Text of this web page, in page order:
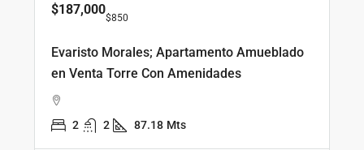
$187,000
$850
Evaristo Morales; Apartamento Amueblado
en Venta Torre Con Amenidades
2 2 87.18 Mts